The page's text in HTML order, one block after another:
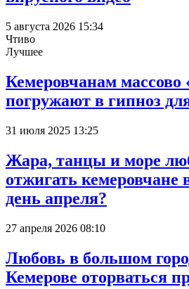
5 августа 2026 15:34
Чтиво
Лучшее
Кемеровчанам массово
погружают в гипноз
31 июля 2025 13:25
Жара, танцы и море
отжигать
день апреля?
27 апреля 2026 08:10
Любовь в большом
Кемерове оторваться